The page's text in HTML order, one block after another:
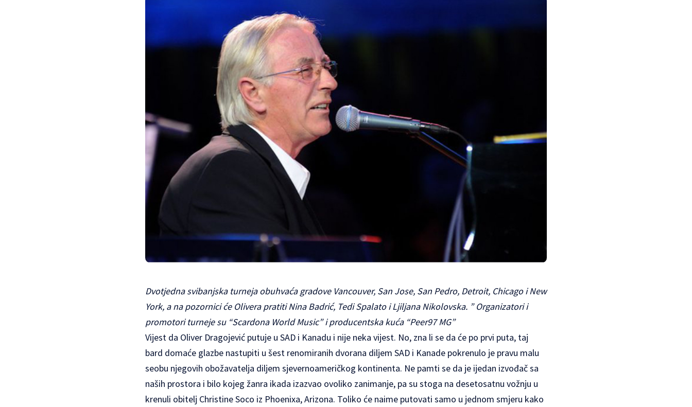
Dvotjedna svibanjska turneja obuhvaća gradove Vancouver, San Jose, San Pedro, Detroit, Chicago i New
York, a na pozornici će Olivera pratiti Nina Badrić, Tedi Spalato i Ljiljana Nikolovska. ” Organizatori i
promotori turneje su “Scardona World Music” i producentska kuća “Peer97 MG”
Vijest da Oliver Dragojević putuje u SAD i Kanadu i nije neka vijest. No, zna li se da će po prvi puta, taj
bard domaće glazbe nastupiti u šest renomiranih dvorana diljem SAD i Kanade pokrenulo je pravu malu
seobu njegovih obožavatelja diljem sjevernoameričkog kontinenta. Ne pamti se da je ijedan izvođač sa
naših prostora i bilo kojeg žanra ikada izazvao ovoliko zanimanje, pa su stoga na desetosatnu vožnju u
krenuli obitelj Christine Soco iz Phoenixa, Arizona. Toliko će naime putovati samo u jednom smjeru kako